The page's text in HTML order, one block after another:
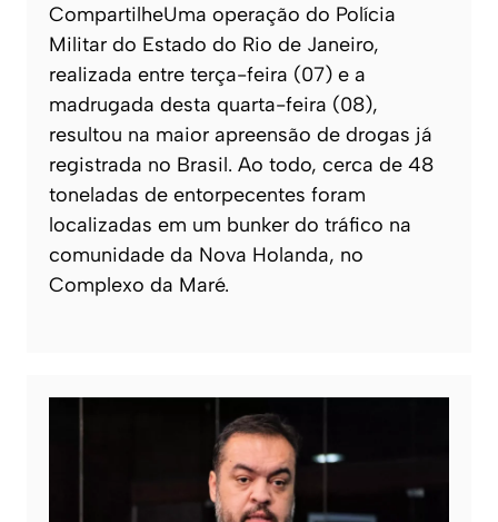
CompartilheUma operação do Polícia
Militar do Estado do Rio de Janeiro,
realizada entre terça-feira (07) e a
madrugada desta quarta-feira (08),
resultou na maior apreensão de drogas já
registrada no Brasil. Ao todo, cerca de 48
toneladas de entorpecentes foram
localizadas em um bunker do tráfico na
comunidade da Nova Holanda, no
Complexo da Maré.